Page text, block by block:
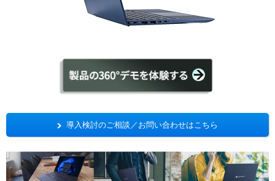
導入検討のご相談／お問い合わせはこちら